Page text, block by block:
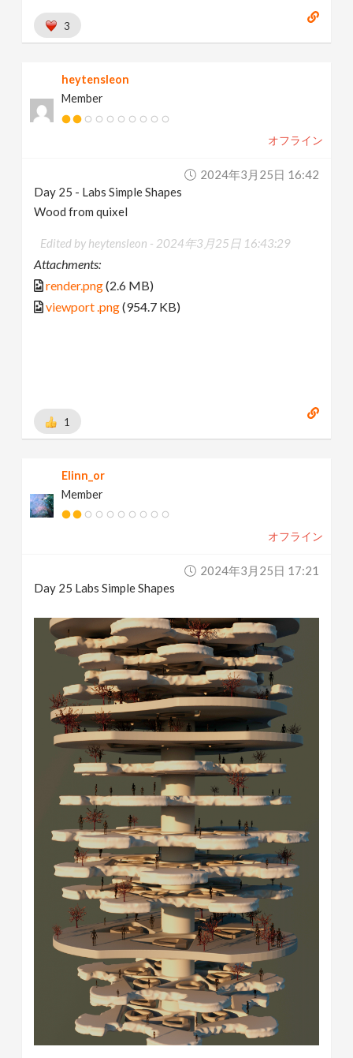
3
heytensleon
Member
オフライン
2024年3月25日 16:42
Day 25 - Labs Simple Shapes
Wood from quixel
Edited by heytensleon - 2024年3月25日 16:43:29
Attachments:
render.png(2.6 MB)
viewport .png(954.7 KB)
1
Elinn_or
Member
オフライン
2024年3月25日 17:21
Day 25 Labs Simple Shapes